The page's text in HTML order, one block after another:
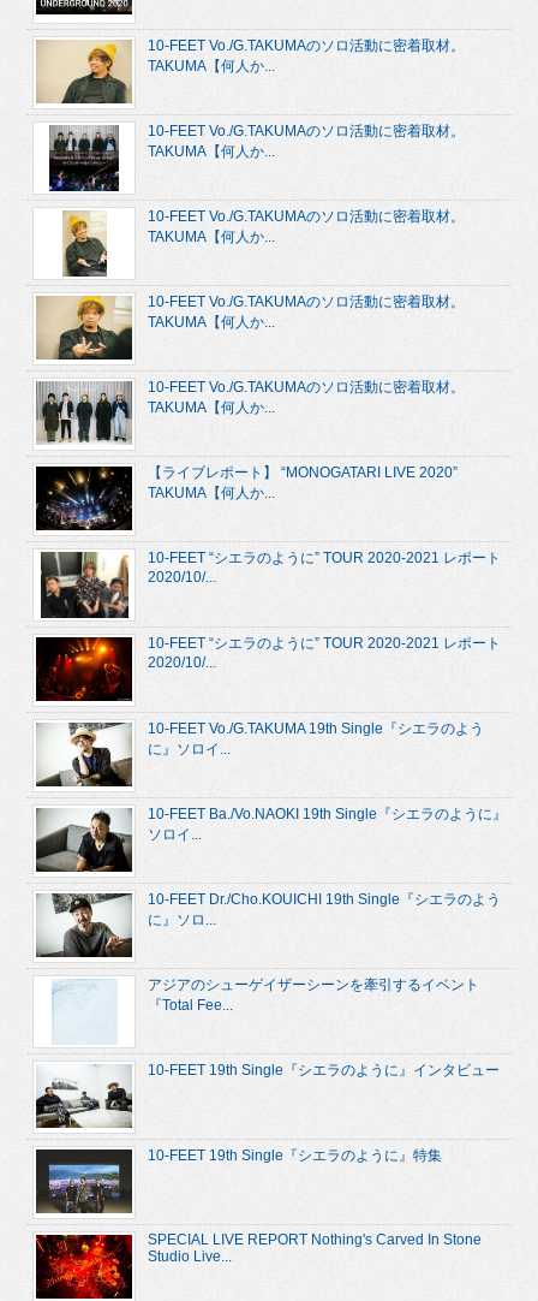
10-FEET Vo./G.TAKUMAのソロ活動に密着取材。
TAKUMA【何人か...
10-FEET Vo./G.TAKUMAのソロ活動に密着取材。
TAKUMA【何人か...
10-FEET Vo./G.TAKUMAのソロ活動に密着取材。
TAKUMA【何人か...
10-FEET Vo./G.TAKUMAのソロ活動に密着取材。
TAKUMA【何人か...
10-FEET Vo./G.TAKUMAのソロ活動に密着取材。
TAKUMA【何人か...
【ライブレポート】 “MONOGATARI LIVE 2020”
TAKUMA【何人か...
10-FEET “シエラのように” TOUR 2020-2021 レポート
2020/10/...
10-FEET “シエラのように” TOUR 2020-2021 レポート
2020/10/...
10-FEET Vo./G.TAKUMA 19th Single『シエラのよう
に』ソロイ...
10-FEET Ba./Vo.NAOKI 19th Single『シエラのように』
ソロイ...
10-FEET Dr./Cho.KOUICHI 19th Single『シエラのよう
に』ソロ...
アジアのシューゲイザーシーンを牽引するイベント
『Total Fee...
10-FEET 19th Single『シエラのように』インタビュー
10-FEET 19th Single『シエラのように』特集
SPECIAL LIVE REPORT Nothing's Carved In Stone
Studio Live...